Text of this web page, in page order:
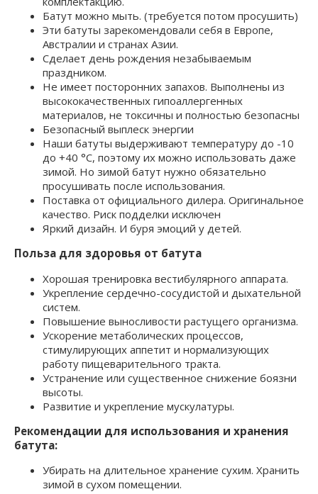
Батут можно мыть. (требуется потом просушить)
Эти батуты зарекомендовали себя в Европе,
Австралии и странах Азии.
Сделает день рождения незабываемым
праздником.
Не имеет посторонних запахов. Выполнены из
высококачественных гипоаллергенных
материалов, не токсичны и полностью безопасны
Безопасный выплеск энергии
Наши батуты выдерживают температуру до -10
до +40 °C, поэтому их можно использовать даже
зимой. Но зимой батут нужно обязательно
просушивать после использования.
Поставка от официального дилера. Оригинальное
качество. Риск подделки исключен
Яркий дизайн. И буря эмоций у детей.
Польза для здоровья от батута
Хорошая тренировка вестибулярного аппарата.
Укрепление сердечно-сосудистой и дыхательной
систем.
Повышение выносливости растущего организма.
Ускорение метаболических процессов,
стимулирующих аппетит и нормализующих
работу пищеварительного тракта.
Устранение или существенное снижение боязни
высоты.
Развитие и укрепление мускулатуры.
Рекомендации для использования и хранения
батута:
Убирать на длительное хранение сухим. Хранить
зимой в сухом помещении.